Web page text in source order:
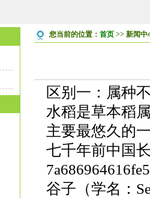
您当前的位置： 首页>> 新闻中
区别一：属种
水稻是草本稻
主要最悠久的
七千年前中国
谷子（学名：